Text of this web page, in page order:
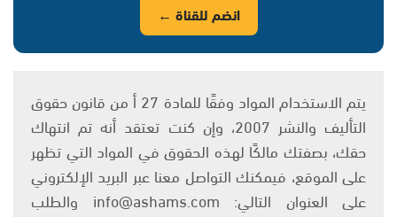
انضم للقناة ←
يتم الاستخدام المواد وفقًا للمادة 27 أ من قانون حقوق
التأليف والنشر 2007، وإن كنت تعتقد أنه تم انتهاك
حقك، بصفتك مالكًا لهذه الحقوق في المواد التي تظهر
على الموقع، فيمكنك التواصل معنا عبر البريد الإلكتروني
على العنوان التالي: info@ashams.com والطلب